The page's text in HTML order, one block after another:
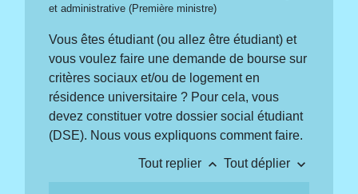
et administrative (Première ministre)
Vous êtes étudiant (ou allez être étudiant) et
vous voulez faire une demande de bourse sur
critères sociaux et/ou de logement en
résidence universitaire ? Pour cela, vous
devez constituer votre dossier social étudiant
(DSE). Nous vous expliquons comment faire.
Tout replier keyboard_arrow_up Tout déplier keyboard_arrow_down